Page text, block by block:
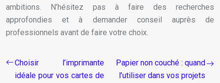
ambitions. N’hésitez pas à faire des recherches
approfondies et à demander conseil auprès de
professionnels avant de faire votre choix.
Choisir l’imprimante
idéale pour vos cartes de
Papier non couché : quand
l’utiliser dans vos projets